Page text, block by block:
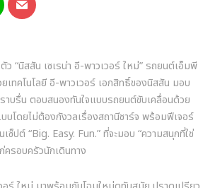
ว “นิสสัน เซเรน่า อี-พาวเวอร์ ใหม่” รถยนต์เอ็มพี
เทคโนโลยี อี-พาวเวอร์ เอกสิทธิ์ของนิสสัน มอบ
าบรื่น ตอบสนองทันใจแบบรถยนต์ขับเคลื่อนด้วย
บโดยไม่ต้องกังวลเรื่องสถานีชาร์จ พร้อมฟีเจอร์
ซ็ปต์ “Big. Easy. Fun.” ที่จะมอบ “ความสนุกที่ใช่
ครอบครัวนักเดินทาง